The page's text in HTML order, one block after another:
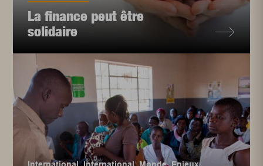
La finance peut être
solidaire